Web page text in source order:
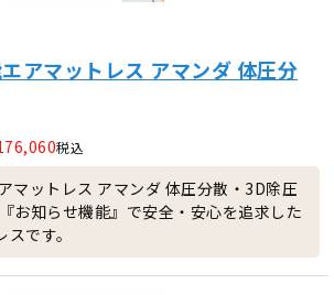
アマットレス アマンダ 体圧分
税込
マットレス アマンダ 体圧分散・3D除圧
お知らせ機能』で安全・安心を追求した
です。